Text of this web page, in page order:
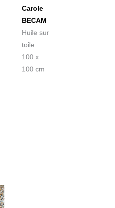
Carole
BECAM
Huile sur
toile
100 x
100 cm